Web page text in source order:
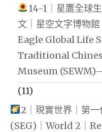
14-1｜星鷹全球
文｜星空文字博物
Eagle Global Life
Traditional
Museum
(11)
2｜現實世界｜第
(SEG)｜World 2｜